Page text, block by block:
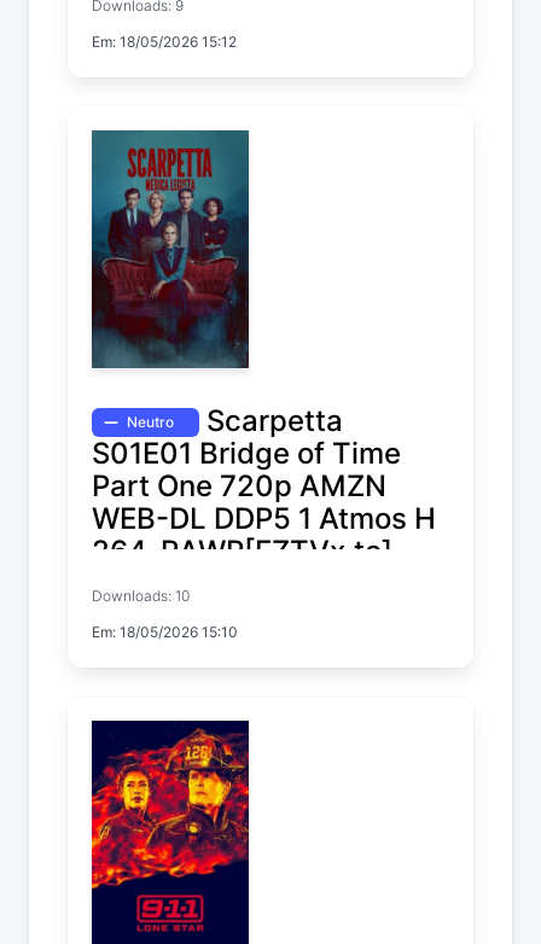
Temp. 1 EP. 2
Downloads: 9
Em: 18/05/2026 15:12
Neutro
Scarpetta
S01E01 Bridge of Time
Part One 720p AMZN
WEB-DL DDP5 1 Atmos H
264-RAWR[EZTVx.to]
Temp. 1 EP. 1
Downloads: 10
Em: 18/05/2026 15:10